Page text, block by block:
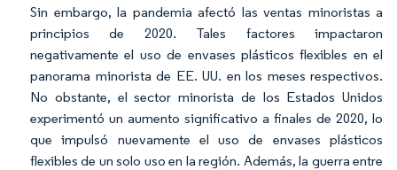
Sin embargo, la pandemia afectó las ventas minoristas a
principios de 2020. Tales factores impactaron
negativamente el uso de envases plásticos flexibles en el
panorama minorista de EE. UU. en los meses respectivos.
No obstante, el sector minorista de los Estados Unidos
experimentó un aumento significativo a finales de 2020, lo
que impulsó nuevamente el uso de envases plásticos
flexibles de un solo uso en la región. Además, la guerra entre